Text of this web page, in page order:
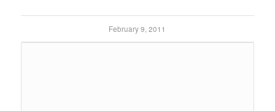
February 9, 2011